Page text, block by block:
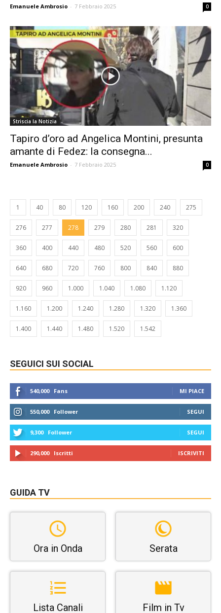
Emanuele Ambrosio - 7 Febbraio 2025 0
Striscia la Notizia
Tapiro d’oro ad Angelica Montini, presunta
amante di Fedez: la consegna...
Emanuele Ambrosio - 7 Febbraio 2025 0
1 40 80 120 160 200 240 275
276 277 278 279 280 281 320
360 400 440 480 520 560 600
640 680 720 760 800 840 880
920 960 1.000 1.040 1.080 1.120
1.160 1.200 1.240 1.280 1.320 1.360
1.400 1.440 1.480 1.520 1.542
SEGUICI SUI SOCIAL
540,000 Fans MI PIACE
550,000 Follower SEGUI
9,300 Follower SEGUI
290,000 Iscritti ISCRIVITI
GUIDA TV
Ora in Onda Serata
Lista Canali Film in Tv